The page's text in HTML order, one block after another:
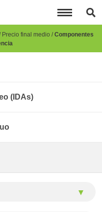
Precio final medio Componentes
(IDAs)